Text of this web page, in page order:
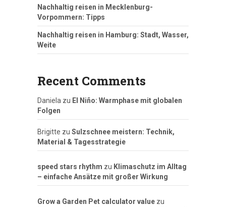
Nachhaltig reisen in Mecklenburg-
Vorpommern: Tipps
Nachhaltig reisen in Hamburg: Stadt, Wasser,
Weite
Recent Comments
Daniela zu El Niño: Warmphase mit globalen
Folgen
Brigitte zu Sulzschnee meistern: Technik,
Material & Tagesstrategie
speed stars rhythm zu Klimaschutz im Alltag
– einfache Ansätze mit großer Wirkung
Grow a Garden Pet calculator value zu